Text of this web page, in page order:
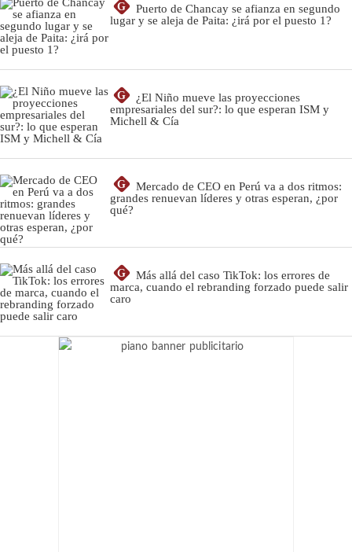
G
Puerto de Chancay se afianza en segundo
lugar y se aleja de Paita: ¿irá por el puesto 1?
G
¿El Niño mueve las proyecciones
empresariales del sur?: lo que esperan ISM y
Michell & Cía
G
Mercado de CEO en Perú va a dos ritmos:
grandes renuevan líderes y otras esperan, ¿por
qué?
G
Más allá del caso TikTok: los errores de
marca, cuando el rebranding forzado puede salir
caro